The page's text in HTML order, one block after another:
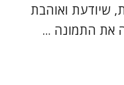
שיודעת ואוהבת
את התמונה ...